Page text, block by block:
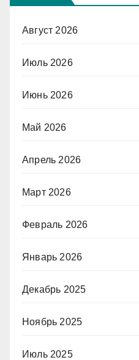
Август 2026
Июль 2026
Июнь 2026
Май 2026
Апрель 2026
Март 2026
Февраль 2026
Январь 2026
Декабрь 2025
Ноябрь 2025
Июль 2025